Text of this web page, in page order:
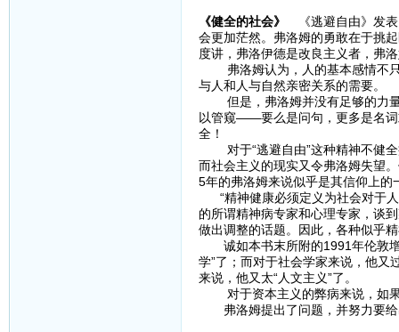
《健全的社会》
《逃避自由》发表
会更加茫然。弗洛姆的勇敢在于挑
度讲，弗洛伊德是改良主义者，弗
弗洛姆认为，人的基本感情不只
与人和人与自然亲密关系的需要
但是，弗洛姆并没有足够的力量
以管窥——要么是问句，更多是名词
全！
对于“逃避自由”这种精神不健全
而社会主义的现实又令弗洛姆失望
5年的弗洛姆来说似乎是其信仰上的
“精神健康必须定义为社会对于人
的所谓精神病专家和心理专家，谈
做出调整的话题。因此，各种似乎
诚如本书末所附的1991年伦敦增
学”了；而对于社会学家来说，他又
来说，他又太“人文主义”了。
对于资本主义的弊病来说，如果
弗洛姆提出了问题，并努力要给